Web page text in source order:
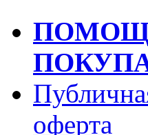
оферта